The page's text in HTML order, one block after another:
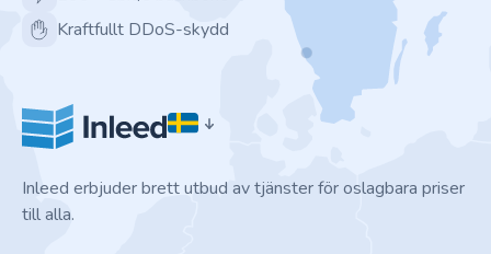
Kraftfullt DDoS-skydd
Inleed erbjuder brett utbud av tjänster för oslagbara priser
till alla.